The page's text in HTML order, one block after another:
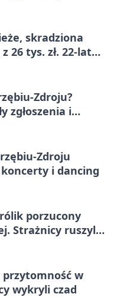
skradziona
26 tys. zł. 22-latek
Zdroju?
zgłoszenia i
Zdroju
i dancing
porzucony
Strażnicy ruszyli
przytomność w
wykryli czad